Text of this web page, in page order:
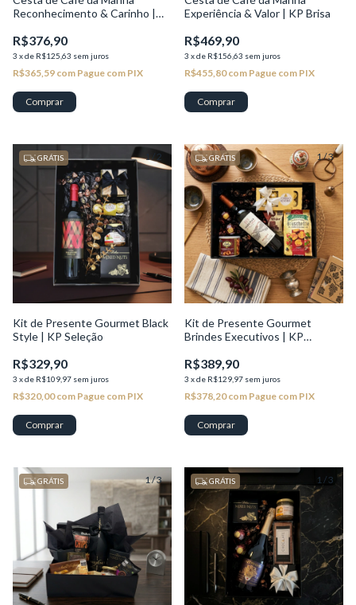
Reconhecimento & Carinho |
R$376,90
3 xde R$125,63 sem juros
R$365,59 com Pague com PIX
Experiência & Valor | KP Brisa
R$469,90
3 xde R$156,63 sem juros
R$455,80com Pague com PIX
1/ 2
GRÁTIS
Kit de Presente Gourmet Black
Style | KP Seleção
R$329,90
3 xde R$109,97 sem juros
R$320,00com Pague com PIX
1/3
GRÁTIS
Kit de Presente Gourmet
Brindes Executivos | KP
R$389,90
3 xde R$129,97 sem juros
R$378,20com Pague com PIX
1/3
GRÁTIS 1/3
GRÁTIS